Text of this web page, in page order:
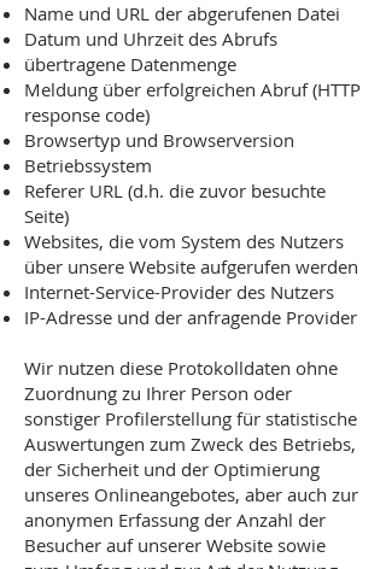
Name und URL der abgerufenen Datei
Datum und Uhrzeit des Abrufs
übertragene Datenmenge
Meldung über erfolgreichen Abruf (HTTP
response code)
Browsertyp und Browserversion
Betriebssystem
Referer URL (d.h. die zuvor besuchte
Seite)
Websites, die vom System des Nutzers
über unsere Website aufgerufen werden
Internet-Service-Provider des Nutzers
IP-Adresse und der anfragende Provider
Wir nutzen diese Protokolldaten ohne
Zuordnung zu Ihrer Person oder
sonstiger Profilerstellung für statistische
Auswertungen zum Zweck des Betriebs,
der Sicherheit und der Optimierung
unseres Onlineangebotes, aber auch zur
anonymen Erfassung der Anzahl der
Besucher auf unserer Website sowie